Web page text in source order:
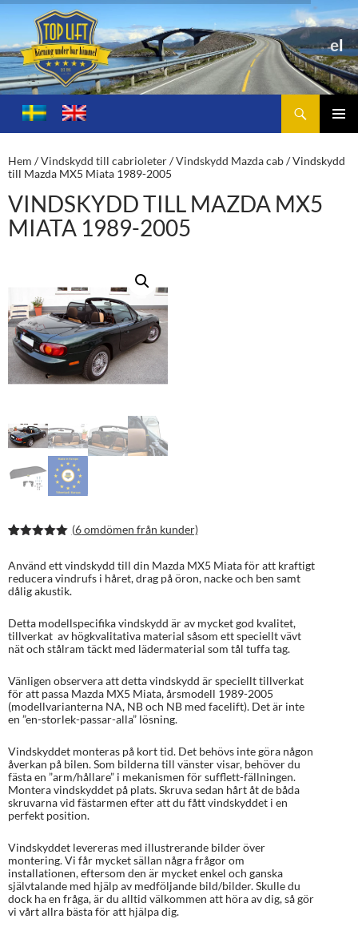
Toplift.se – för körning under bar himmel
HOPPA
TILL
Hem /Vindskydd till cabrioleter/Vindskydd Mazda cab/ Vindskydd
till Mazda MX5 Miata 1989-2005
VINDSKYDD TILL MAZDA MX5
MIATA 1989-2005
baserat på
kundrecens
ioner
(6omdömen från kunder)
Använd ett vindskydd till din Mazda MX5 Miata för att kraftigt
reducera vindrufs i håret, drag på öron, nacke och ben samt
dålig akustik.
Detta modellspecifika vindskydd är av mycket god kvalitet,
tillverkat av högkvalitativa material såsom ett speciellt vävt
nät och stålram täckt med lädermaterial som tål tuffa tag.
Vänligen observera att detta vindskydd är speciellt tillverkat
för att passa Mazda MX5 Miata, årsmodell 1989-2005
(modellvarianterna NA, NB och NB med facelift). Det är inte
en ”en-storlek-passar-alla” lösning.
Vindskyddet monteras på kort tid. Det behövs inte göra någon
åverkan på bilen. Som bilderna till vänster visar, behöver du
fästa en ”arm/hållare” i mekanismen för sufflett-fällningen.
Montera vindskyddet på plats. Skruva sedan hårt åt de båda
skruvarna vid fästarmen efter att du fått vindskyddet i en
perfekt position.
Vindskyddet levereras med illustrerande bilder över
montering. Vi får mycket sällan några frågor om
installationen, eftersom den är mycket enkel och ganska
självtalande med hjälp av medföljande bild/bilder. Skulle du
dock ha en fråga, är du alltid välkommen att höra av dig, så gör
vi vårt allra bästa för att hjälpa dig.